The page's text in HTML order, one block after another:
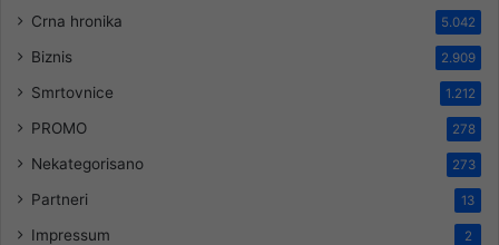
Crna hronika 5.042
Biznis 2.909
Smrtovnice 1.212
PROMO 278
Nekategorisano 273
Partneri 13
Impressum 2